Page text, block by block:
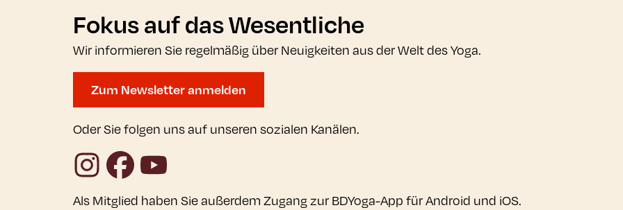
Fokus auf das Wesentliche
Wir informieren Sie regelmäßig über Neuigkeiten aus der Welt des Yoga.
Zum Newsletter anmelden
Oder Sie folgen uns auf unseren sozialen Kanälen.
InstagramFacebook
YouTube
Als Mitglied haben Sie außerdem Zugang zur BDYoga-App für Android und iOS.